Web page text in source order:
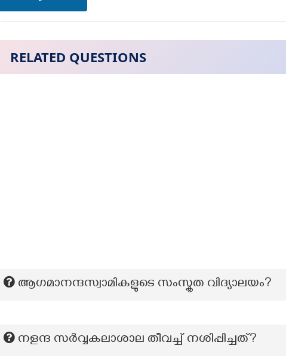
RELATED QUESTIONS
ആഗമാനന്ദസ്വാമികളുടെ സംസ്കൃത വിദ്യാലയം?
നളന്ദ സർവ്വകലാശാല തീവച്ച് നശിപ്പിച്ചത്?